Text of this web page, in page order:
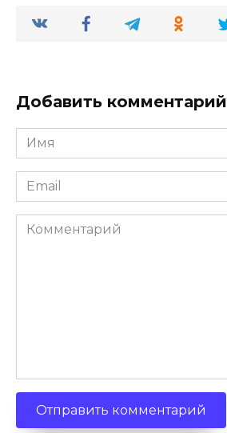
Добавить комментарий
Имя
*
Email
*
Комментарий